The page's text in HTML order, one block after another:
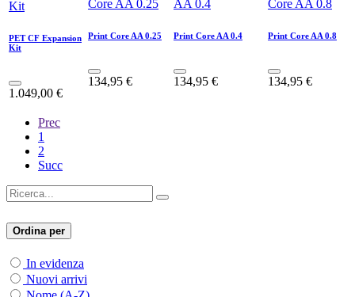
PET CF Expansion
Kit
1.049,00 €
Print Core AA 0.25
134,95 €
Print Core AA 0.4
134,95 €
Print Core AA 0.8
134,95 €
Prec
1
2
Succ
Ordina per
In evidenza
Nuovi arrivi